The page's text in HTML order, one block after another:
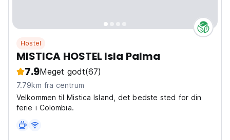
Hostel
MISTICA HOSTEL Isla Palma
7.9Meget godt(67)
7.79km fra centrum
Velkommen til Mistica Island, det bedste sted for din
ferie i Colombia.